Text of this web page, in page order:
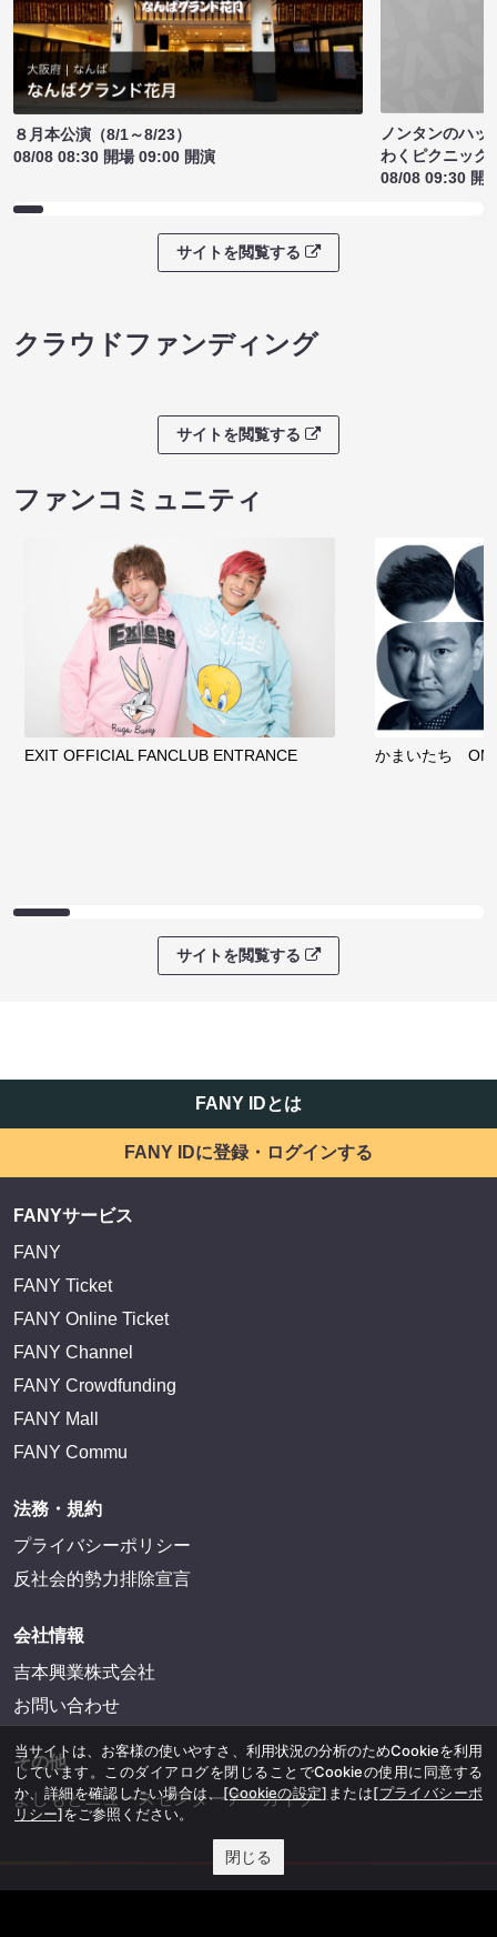
８月本公演（8/1～8/23）
08/08 08:30 開場 09:00 開演
ノンタンのハッ
わくピクニック
08/08 09:30 開
サイトを閲覧する
クラウドファンディング
サイトを閲覧する
ファンコミュニティ
EXIT OFFICIAL FANCLUB ENTRANCE かまいたち
サイトを閲覧する
FANY IDとは
FANY IDに登録・ログインする
FANYサービス
FANY
FANY Ticket
FANY Online Ticket
FANY Channel
FANY Crowdfunding
FANY Mall
FANY Commu
法務・規約
プライバシーポリシー
反社会的勢力排除宣言
会社情報
吉本興業株式会社
お問い合わせ
その他
よしもとニュースセンターアーカイブ
当サイトは、お客様の使いやすさ、利用状況の分析のためCookieを利用
しています。このダイアログを閉じることでCookieの使用に同意する
か、詳細を確認したい場合は、 [Cookieの設定] または[プライバシーポ
リシー]をご参照ください。
閉じる